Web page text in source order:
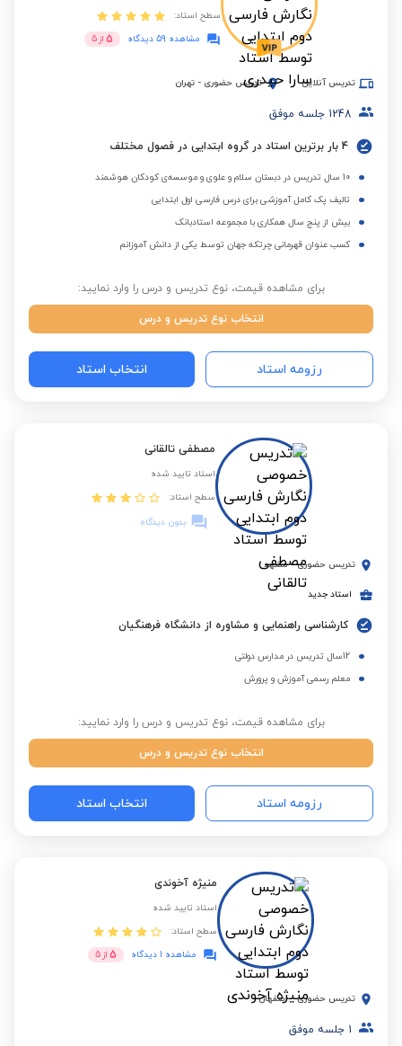
سطح استاد:
مشاهده 59 دیدگاه
5 از 5
تدریس آنلاین تدریس حضوری - تهران
1248 جلسه موفق
4 بار برترین استاد در گروه ابتدایی در فصول مختلف
10 سال تدریس در دبستان سلام و علوی و موسسه‌ی کودکان هوشمند
تالیف پک کامل آموزشی برای درس فارسی اول ابتدایی
بیش از پنج سال همکاری با مجموعه استادبانک
کسب عنوان قهرمانی چرتکه جهان توسط یکی از دانش آموزانم
برای مشاهده قیمت، نوع تدریس و درس را وارد نمایید:
انتخاب نوع تدریس و درس
رزومه استاد انتخاب استاد
مصطفی تالقانی
استاد تایید شده
سطح استاد:
بدون دیدگاه
تدریس حضوری - مشهد
استاد جدید
کارشناسی راهنمایی و مشاوره از دانشگاه فرهنگیان
12سال تدریس در مدارس دولتی
معلم رسمی آموزش و پرورش
برای مشاهده قیمت، نوع تدریس و درس را وارد نمایید:
انتخاب نوع تدریس و درس
رزومه استاد انتخاب استاد
منیژه آخوندی
استاد تایید شده
سطح استاد:
مشاهده 1 دیدگاه
5 از 5
تدریس حضوری - اصفهان
1 جلسه موفق